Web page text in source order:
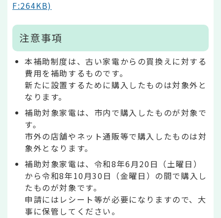
F:264KB)
注意事項
本補助制度は、古い家電からの買換えに対する
費用を補助するものです。
新たに設置するために購入したものは対象外と
なります。
補助対象家電は、市内で購入したものが対象で
す。
市外の店舗やネット通販等で購入したものは対
象外となります。
補助対象家電は、令和8年6月20日（土曜日）
から令和8年10月30日（金曜日）の間で購入し
たものが対象です。
申請にはレシート等が必要になりますので、大
事に保管してください。